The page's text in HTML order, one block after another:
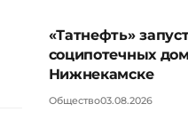
«Татнефть»
соципотечных
Нижнекамске
Общество03.08.2026